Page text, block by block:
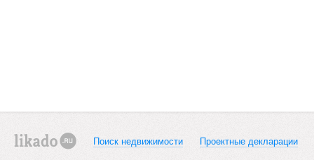
Поиск недвижимости Проектные декларации